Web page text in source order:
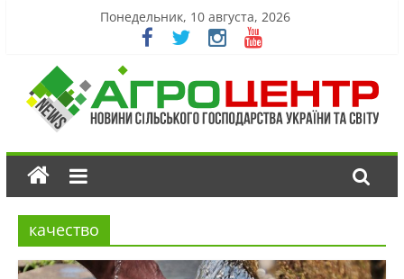
Понедельник, 10 августа, 2026
качество